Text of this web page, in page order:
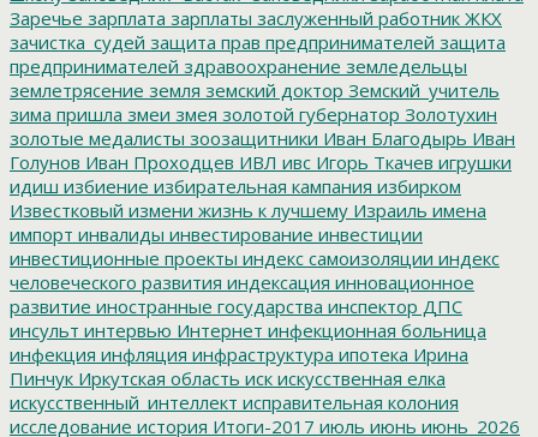
Заречье зарплата зарплаты заслуженный работник ЖКХ
зачистка_судей защита прав предпринимателей защита
предпринимателей здравоохранение земледельцы
землетрясение земля земский доктор Земский_учитель
зима пришла змеи змея золотой губернатор Золотухин
золотые медалисты зоозащитники Иван Благодырь Иван
Голунов Иван Проходцев ИВЛ ивс Игорь Ткачев игрушки
идиш избиение избирательная кампания избирком
Известковый измени жизнь к лучшему Израиль имена
импорт инвалиды инвестирование инвестиции
инвестиционные проекты индекс самоизоляции индекс
человеческого развития индексация инновационное
развитие иностранные государства инспектор ДПС
инсульт интервью Интернет инфекционная больница
инфекция инфляция инфраструктура ипотека Ирина
Пинчук Иркутская область иск искусственная елка
искусственный_интеллект исправительная колония
исследование история Итоги-2017 июль июнь июнь_2026